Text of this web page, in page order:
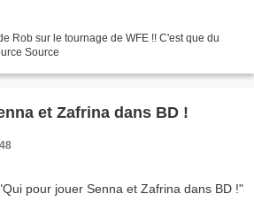
Rob sur le tournage de WFE !! C'est que du
Source
et Zafrina dans BD !